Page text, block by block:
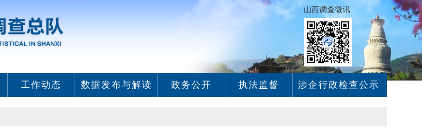
山西调查微讯
工作动态 数据发布与解读 政务公开 执法监督 涉企行政检查公示